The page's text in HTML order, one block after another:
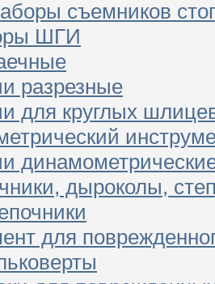
съемников
ШГИ
разрезные
для круглых
дыроколы,
для